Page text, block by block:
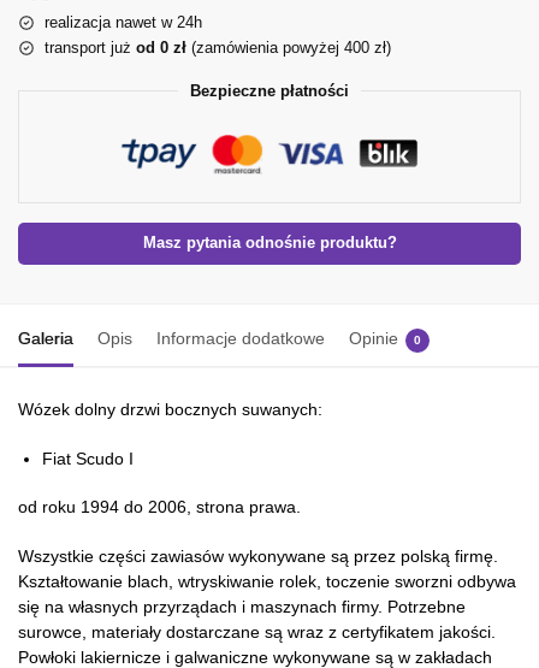
realizacja nawet w 24h
transport już od 0 zł (zamówienia powyżej 400 zł)
Bezpieczne płatności
Masz pytania odnośnie produktu?
Galeria Opis Informacje dodatkowe Opinie 0
Wózek dolny drzwi bocznych suwanych:
Fiat Scudo I
od roku 1994 do 2006, strona prawa.
Wszystkie części zawiasów wykonywane są przez polską firmę.
Kształtowanie blach, wtryskiwanie rolek, toczenie sworzni odbywa
się na własnych przyrządach i maszynach firmy. Potrzebne
surowce, materiały dostarczane są wraz z certyfikatem jakości.
Powłoki lakiernicze i galwaniczne wykonywane są w zakładach